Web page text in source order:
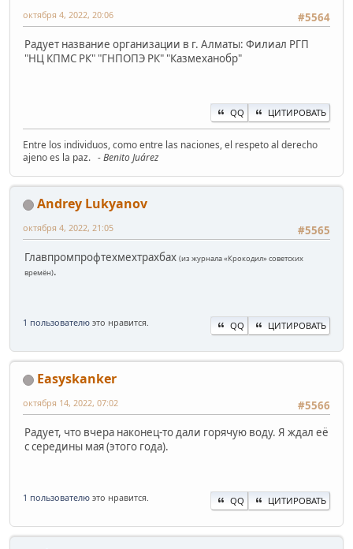
#5564
октября 4, 2022, 20:06
Радует название организации в г. Алматы: Филиал РГП
"НЦ КПМС РК" "ГНПОПЭ РК" "Казмеханобр"
QQ ЦИТИРОВАТЬ
Entre los individuos, como entre las naciones, el respeto al derecho
ajeno es la paz. - Benito Juárez
Andrey Lukyanov
#5565
октября 4, 2022, 21:05
Главпромпрофтехмехтрахбах (из журнала «Крокодил» советских
времён).
1 пользователю это нравится. QQ ЦИТИРОВАТЬ
Easyskanker
#5566
октября 14, 2022, 07:02
Радует, что вчера наконец-то дали горячую воду. Я ждал её
с середины мая (этого года).
1 пользователю это нравится. QQ ЦИТИРОВАТЬ